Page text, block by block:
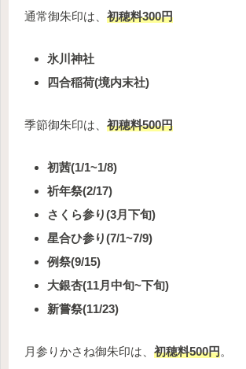
通常御朱印は、 初穂料300円
氷川神社
四合稲荷(境内末社)
季節御朱印は、 初穂料500円
初茜(1/1~1/8)
祈年祭(2/17)
さくら参り(3月下旬)
星合ひ参り(7/1~7/9)
例祭(9/15)
大銀杏(11月中旬~下旬)
新嘗祭(11/23)
月参りかさね御朱印は、 初穂料500円。